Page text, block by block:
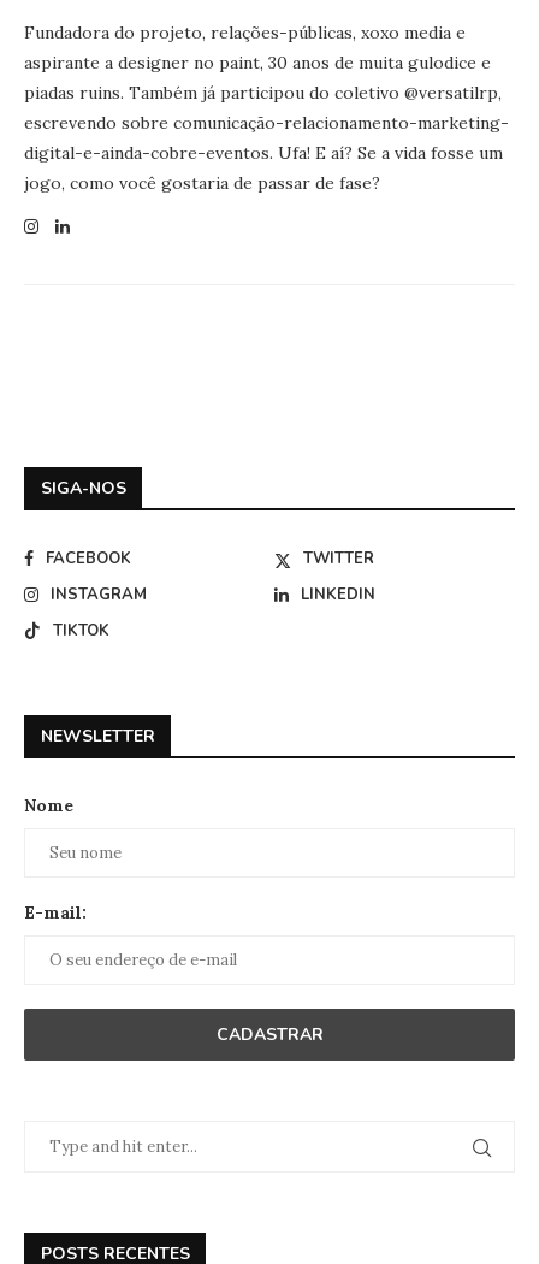
Fundadora do projeto, relações-públicas, xoxo media e
aspirante a designer no paint, 30 anos de muita gulodice e
piadas ruins. Também já participou do coletivo @versatilrp,
escrevendo sobre comunicação-relacionamento-marketing-
digital-e-ainda-cobre-eventos. Ufa! E aí? Se a vida fosse um
jogo, como você gostaria de passar de fase?
SIGA-NOS
FACEBOOK
TWITTER
INSTAGRAM
LINKEDIN
TIKTOK
NEWSLETTER
Nome
E-mail:
POSTS RECENTES